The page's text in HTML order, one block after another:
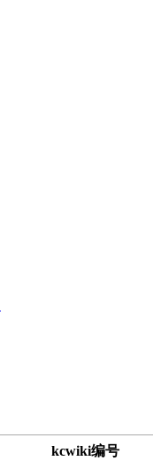
kcwiki编号